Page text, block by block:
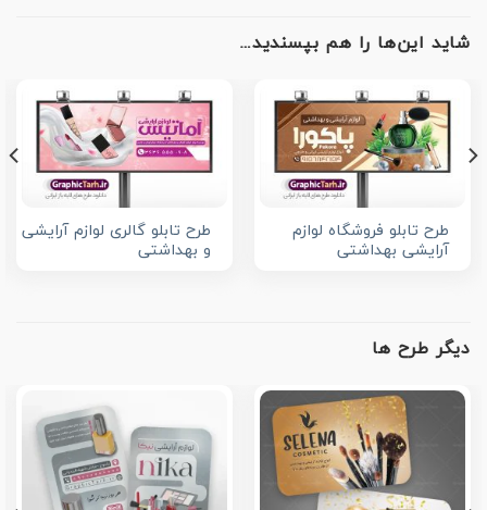
شاید این‌ها را هم بپسندید…
طرح تابلو فروشگاه لوازم
آرایشی بهداشتی
طرح تابلو گالری لوازم آرایشی
و بهداشتی
دیگر طرح ها